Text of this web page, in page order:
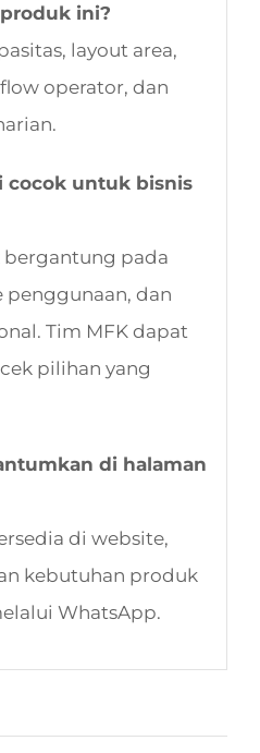
ini?
layout area,
operator, dan
cocok untuk bisnis
bergantung pada
penggunaan, dan
Tim MFK dapat
pilihan yang
di halaman
di website,
kebutuhan produk
WhatsApp.